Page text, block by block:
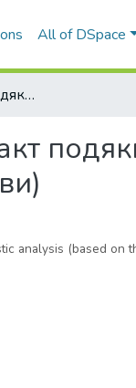
All of DSpace
Мовленнєвий акт подяки: прагмалінгвістичний аналіз (на матеріалі англійської мови)
analysis (based on